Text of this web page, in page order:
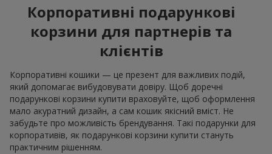
Корпоративні подарункові
корзини для партнерів та
клієнтів
Корпоративні кошики — це презент для важливих подій,
який допомагає вибудовувати довіру. Щоб доречні
подарункові корзини купити враховуйте, щоб оформлення
мало акуратний дизайн, а сам кошик якісний вміст. Не
забудьте про можливість брендування. Такі подарунки для
корпоративів, як подарункові корзини купити стануть
практичним рішенням.